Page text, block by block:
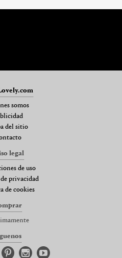
somos
del sitio
legal
de uso
privacidad
de cookies